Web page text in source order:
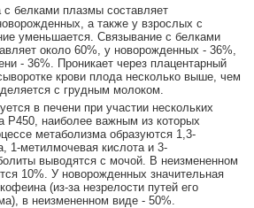
белками плазмы составляет
а также у взрослых с
уменьшается. Связывание с белками
около 60%, у новорожденных - 36%,
- 36%. Проникает через плацентарный
крови плода несколько выше, чем
с грудным молоком.
в печени при участии нескольких
P450, наиболее важным из которых
метаболизма образуются 1,3-
1-метилмочевая кислота и 3-
выводятся с мочой. В неизмененном
10%. У новорожденных значительная
(из-за незрелости путей его
в неизмененном виде - 50%.